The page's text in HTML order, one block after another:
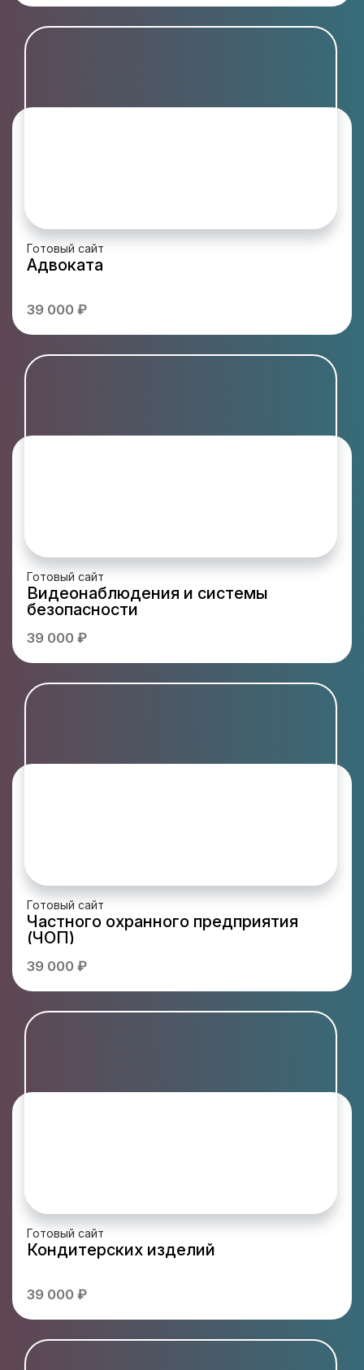
Готовый сайт
Адвоката
39 000 ₽
Готовый сайт
Видеонаблюдения и системы
безопасности
39 000 ₽
Готовый сайт
Частного охранного предприятия
(ЧОП)
39 000 ₽
Готовый сайт
Кондитерских изделий
39 000 ₽